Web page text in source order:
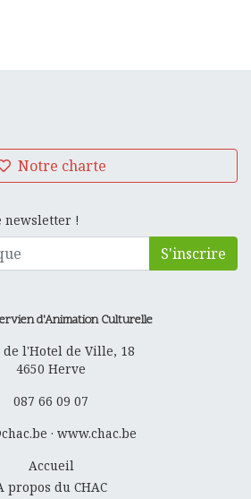
Notre charte
newsletter !
S'inscrire
d'Animation Culturelle
de l'Hotel de Ville, 18
4650 Herve
087 66 09 07
· www.chac.be
Accueil
propos du CHAC